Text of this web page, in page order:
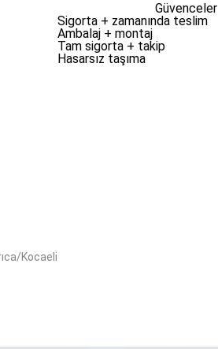
Güvenceler
Sigorta + zamanında teslim
Ambalaj + montaj
Tam sigorta + takip
Hasarsız taşıma
Kocaeli